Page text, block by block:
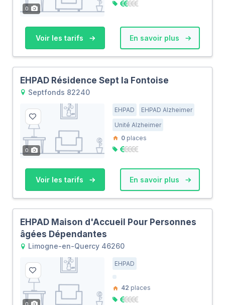
0
Voir les tarifs En savoir plus
EHPAD Résidence Sept la Fontoise
Septfonds 82240
0
EHPAD
EHPAD Alzheimer
Unité Alzheimer
0 places
Voir les tarifs En savoir plus
EHPAD Maison d'Accueil Pour Personnes
âgées Dépendantes
Limogne-en-Quercy 46260
EHPAD
42 places